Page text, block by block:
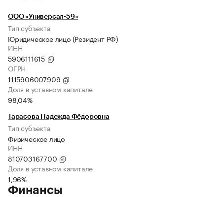
ООО «Универсал-59»
Тип субъекта
Юридическое лицо (Резидент РФ)
ИНН
5906111615
ОГРН
1115906007909
Доля в уставном капитале
98,04%
Тарасова Надежда Фёдоровна
Тип субъекта
Физическое лицо
ИНН
810703167700
Доля в уставном капитале
1,96%
Финансы